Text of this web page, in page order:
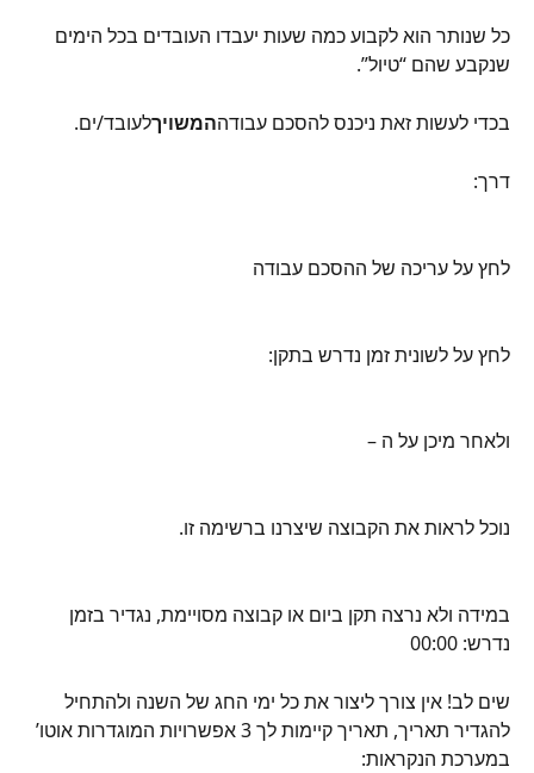
כל שנותר הוא לקבוע כמה שעות יעבדו העובדים בכל הימים
שנקבע שהם “טיול”.
בכדי לעשות זאת ניכנס להסכם עבודההמשויךלעובד/ים.
דרך:
לחץ על עריכה של ההסכם עבודה
לחץ על לשונית זמן נדרש בתקן:
ולאחר מיכן על ה –
נוכל לראות את הקבוצה שיצרנו ברשימה זו.
במידה ולא נרצה תקן ביום או קבוצה מסויימת, נגדיר בזמן
נדרש: 00:00
שים לב! אין צורך ליצור את כל ימי החג של השנה ולהתחיל
להגדיר תאריך, תאריך קיימות לך 3 אפשרויות המוגדרות אוטו’
במערכת הנקראות: